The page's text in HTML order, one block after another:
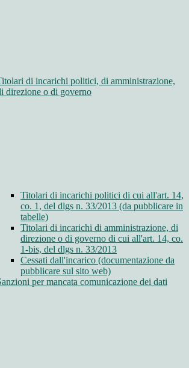
di incarichi politici, di amministrazione,
direzione o di governo
Titolari di incarichi politici di cui all'art. 14,
co. 1, del dlgs n. 33/2013 (da pubblicare in
tabelle)
Titolari di incarichi di amministrazione, di
direzione o di governo di cui all'art. 14, co.
1-bis, del dlgs n. 33/2013
Cessati dall'incarico (documentazione da
pubblicare sul sito web)
per mancata comunicazione dei dati